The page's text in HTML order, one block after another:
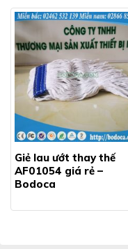
Giẻ lau ướt thay thế
AF01054 giá rẻ –
Bodoca